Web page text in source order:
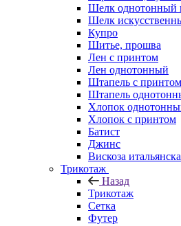
Шелк однотонный
Шелк
Купро
Шитье, прошва
Лен с принтом
Лен однотонный
Штапель с принтом
Штапель
Хлопок
Хлопок с принтом
Батист
Джинс
Вискоза
Трикотаж
Назад
Трикотаж
Сетка
Футер